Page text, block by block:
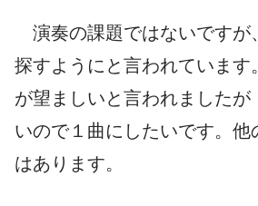
演奏の課題ではないですが
探すようにと言われています
が望ましいと言われましたが
いので１曲にしたいです。他
はあります。